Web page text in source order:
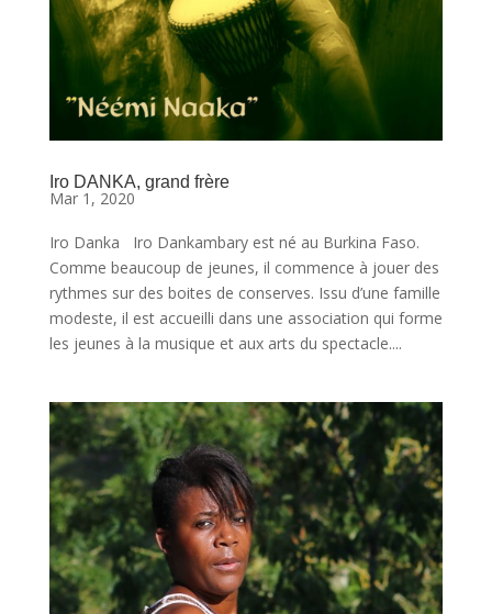
Iro DANKA, grand frère
Mar 1, 2020
Iro Danka Iro Dankambary est né au Burkina Faso.
Comme beaucoup de jeunes, il commence à jouer des
rythmes sur des boites de conserves. Issu d’une famille
modeste, il est accueilli dans une association qui forme
les jeunes à la musique et aux arts du spectacle....